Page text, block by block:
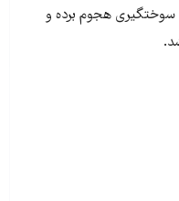
سوخت­گیری هجوم برده و